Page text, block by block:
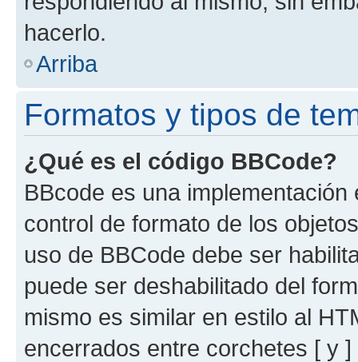
hacerlo.
Arriba
Formatos y tipos de
¿Qué es el código BBCode?
BBcode es una
control de formato de los
uso de BBCode debe ser
puede ser deshabilitado del
mismo es similar en estilo al
encerrados entre corchetes [ y